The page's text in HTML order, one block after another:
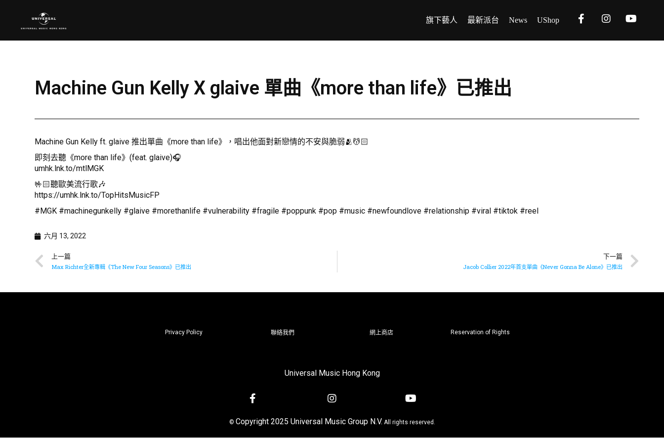
旗下藝人 最新派台 News UShop
Machine Gun Kelly X glaive 單曲《more than life》已推出
Machine Gun Kelly ft. glaive 推出單曲《more than life》，唱出他面對新戀情的不安與脆弱🫂💆🏻
即刻去聽《more than life》(feat. glaive)🎧
umhk.lnk.to/mtlMGK
🤟🏻聽歐美流行歌🎶
https://umhk.lnk.to/TopHitsMusicFP
#MGK #machinegunkelly #glaive #morethanlife #vulnerability #fragile #poppunk #pop #music #newfoundlove #relationship #viral #tiktok #reel
六月 13, 2022
上一篇
Max Richter全新專輯《The New Four Seasons》已推出
下一篇
Jacob Collier 2022年首支單曲《Never Gonna Be Alone》已推出
Privacy Policy 聯絡我們 網上商店 Reservation of Rights
Universal Music Hong Kong
© Copyright 2025 Universal Music Group N.V. All rights reserved.